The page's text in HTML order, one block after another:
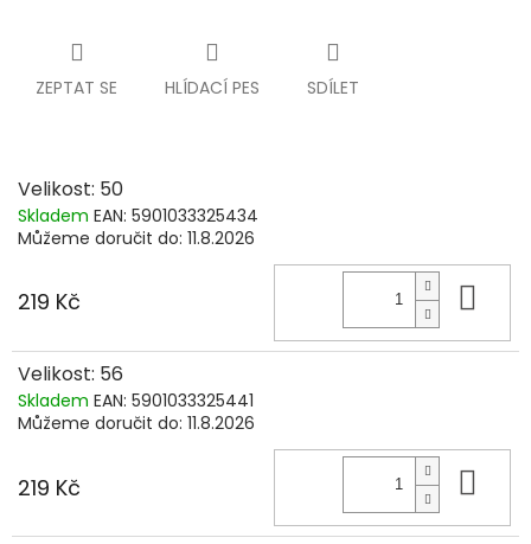
ZEPTAT SE HLÍDACÍ PES SDÍLET
Velikost: 50
Skladem EAN: 5901033325434
Můžeme doručit do: 11.8.2026
219 Kč
Velikost: 56
Skladem EAN: 5901033325441
Můžeme doručit do: 11.8.2026
219 Kč